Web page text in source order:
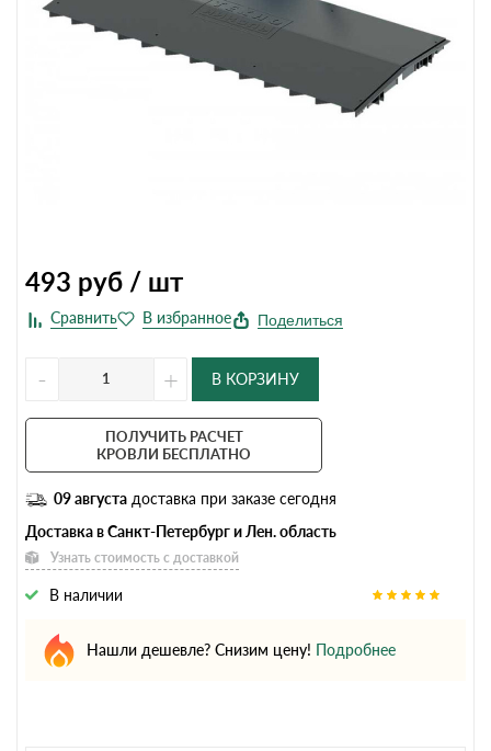
493 руб / шт
Поделиться
- + В КОРЗИНУ
ПОЛУЧИТЬ РАСЧЕТ
КРОВЛИ БЕСПЛАТНО
09 августа доставка при заказе сегодня
Доставка в Санкт-Петербург и Лен. область
Узнать стоимость с доставкой
В наличии
Нашли дешевле? Снизим цену! Подробнее